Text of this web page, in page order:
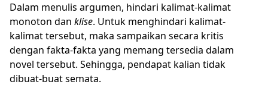
Dalam menulis argumen, hindari kalimat-kalimat
monoton dan klise. Untuk menghindari kalimat-
kalimat tersebut, maka sampaikan secara kritis
dengan fakta-fakta yang memang tersedia dalam
novel tersebut. Sehingga, pendapat kalian tidak
dibuat-buat semata.